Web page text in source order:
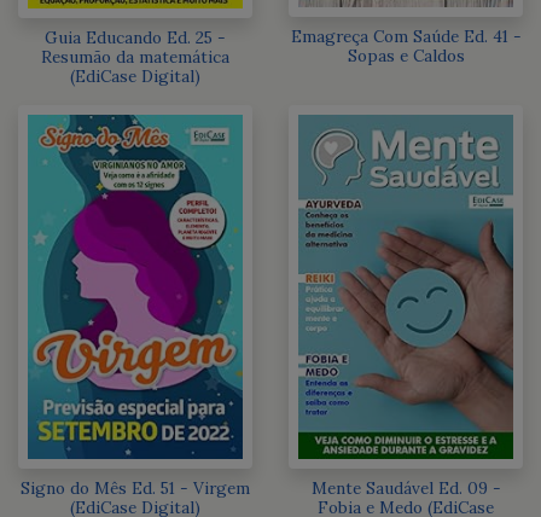
Guia Educando Ed. 25 -
Resumão da matemática
(EdiCase Digital)
Emagreça Com Saúde Ed. 41 -
Sopas e Caldos
Signo do Mês Ed. 51 - Virgem
(EdiCase Digital)
Mente Saudável Ed. 09 -
Fobia e Medo (EdiCase